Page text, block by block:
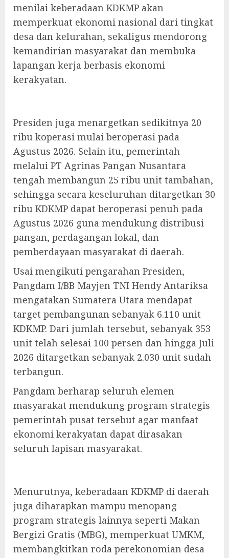
menilai keberadaan KDKMP akan
memperkuat ekonomi nasional dari tingkat
desa dan kelurahan, sekaligus mendorong
kemandirian masyarakat dan membuka
lapangan kerja berbasis ekonomi
kerakyatan.
Presiden juga menargetkan sedikitnya 20
ribu koperasi mulai beroperasi pada
Agustus 2026. Selain itu, pemerintah
melalui PT Agrinas Pangan Nusantara
tengah membangun 25 ribu unit tambahan,
sehingga secara keseluruhan ditargetkan 30
ribu KDKMP dapat beroperasi penuh pada
Agustus 2026 guna mendukung distribusi
pangan, perdagangan lokal, dan
pemberdayaan masyarakat di daerah.
Usai mengikuti pengarahan Presiden,
Pangdam I/BB Mayjen TNI Hendy Antariksa
mengatakan Sumatera Utara mendapat
target pembangunan sebanyak 6.110 unit
KDKMP. Dari jumlah tersebut, sebanyak 353
unit telah selesai 100 persen dan hingga Juli
2026 ditargetkan sebanyak 2.030 unit sudah
terbangun.
Pangdam berharap seluruh elemen
masyarakat mendukung program strategis
pemerintah pusat tersebut agar manfaat
ekonomi kerakyatan dapat dirasakan
seluruh lapisan masyarakat.
Menurutnya, keberadaan KDKMP di daerah
juga diharapkan mampu menopang
program strategis lainnya seperti Makan
Bergizi Gratis (MBG), memperkuat UMKM,
membangkitkan roda perekonomian desa